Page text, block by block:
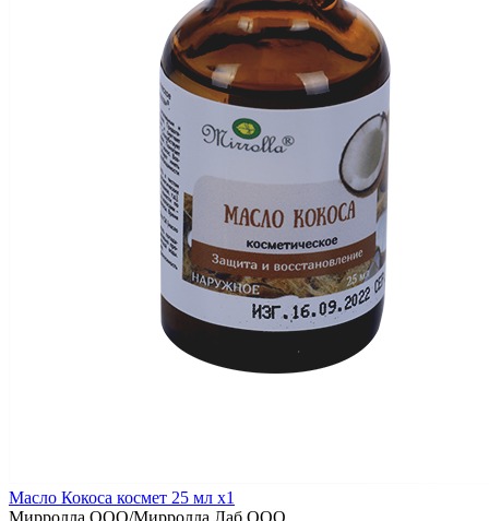
Масло Кокоса космет 25 мл x1
Мирролла ООО/Мирролла Лаб ООО